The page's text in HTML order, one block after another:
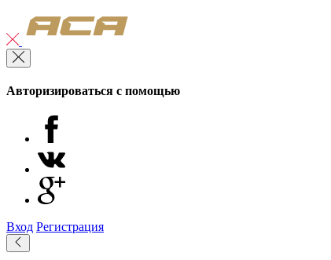
Авторизироваться с помощью
Вход Регистрация